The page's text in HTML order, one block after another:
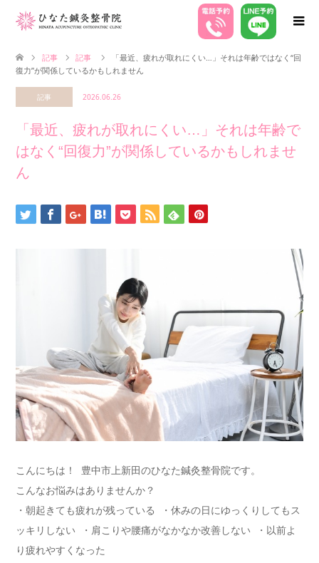
記事 記事
「最近、疲れが取れにくい…」それは年齢ではなく“回
復力”が関係しているかもしれません
記事 2026.06.26
「最近、疲れが取れにくい…」それは年齢で
はなく“回復力”が関係しているかもしれませ
ん
こんにちは！ 豊中市上新田のひなた鍼灸整骨院です。
こんなお悩みはありませんか？
・朝起きても疲れが残っている ・休みの日にゆっくりしてもス
ッキリしない ・肩こりや腰痛がなかなか改善しない ・以前よ
り疲れやすくなった